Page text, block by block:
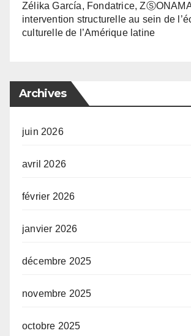
Zélika García, Fondatrice,
intervention structurelle au sein de
culturelle de l’Amérique latine
Archives
juin 2026
avril 2026
février 2026
janvier 2026
décembre 2025
novembre 2025
octobre 2025